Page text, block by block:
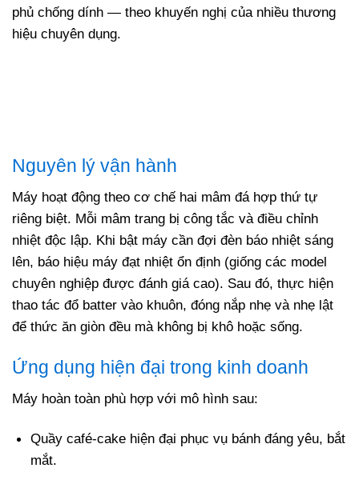
phủ chống dính — theo khuyến nghị của nhiều thương
hiệu chuyên dụng.
Nguyên lý vận hành
Máy hoạt động theo cơ chế hai mâm đá hợp thứ tự
riêng biệt. Mỗi mâm trang bị công tắc và điều chỉnh
nhiệt độc lập. Khi bật máy cần đợi đèn báo nhiệt sáng
lên, báo hiệu máy đạt nhiệt ổn định (giống các model
chuyên nghiệp được đánh giá cao). Sau đó, thực hiện
thao tác đổ batter vào khuôn, đóng nắp nhẹ và nhẹ lật
để thức ăn giòn đều mà không bị khô hoặc sống.
Ứng dụng hiện đại trong kinh doanh
Máy hoàn toàn phù hợp với mô hình sau:
Quầy café-cake hiện đại phục vụ bánh đáng yêu, bắt
mắt.